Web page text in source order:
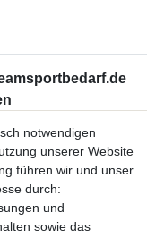
notwendigen
unserer Website
führen wir und unser
durch:
und
sowie das